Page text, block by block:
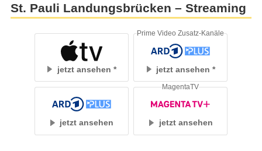
St. Pauli Landungsbrücken – Streaming
jetzt ansehen jetzt ansehen
Prime Video Zusatz-Kanäle
jetzt ansehen jetzt ansehen
MagentaTV